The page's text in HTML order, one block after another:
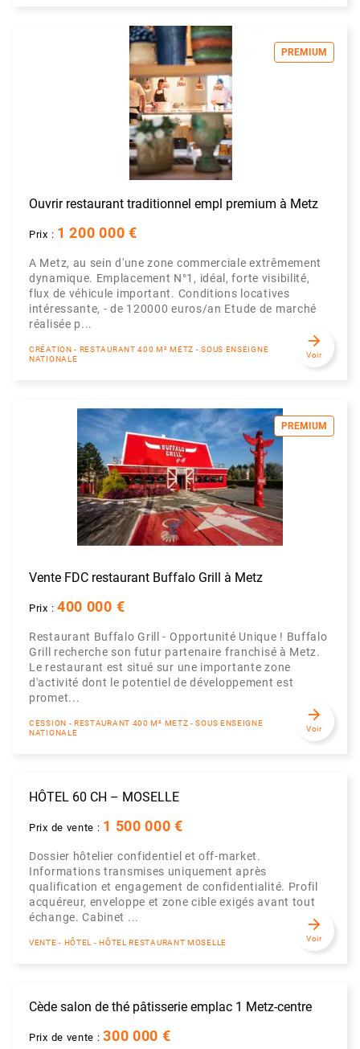
PREMIUM
Ouvrir restaurant traditionnel empl premium à Metz
Prix : 1 200 000 €
A Metz, au sein d'une zone commerciale extrêmement
dynamique. Emplacement N°1, idéal, forte visibilité,
flux de véhicule important. Conditions locatives
intéressante, - de 120000 euros/an Etude de marché
réalisée p...
CRÉATION - RESTAURANT 400 M² METZ - SOUS ENSEIGNE
NATIONALE
arrow_forward
Voir
PREMIUM
Vente FDC restaurant Buffalo Grill à Metz
Prix : 400 000 €
Restaurant Buffalo Grill - Opportunité Unique ! Buffalo
Grill recherche son futur partenaire franchisé à Metz.
Le restaurant est situé sur une importante zone
d'activité dont le potentiel de développement est
promet...
CESSION - RESTAURANT 400 M² METZ - SOUS ENSEIGNE
NATIONALE
arrow_forward
Voir
HÔTEL 60 CH – MOSELLE
Prix de vente : 1 500 000 €
Dossier hôtelier confidentiel et off-market.
Informations transmises uniquement après
qualification et engagement de confidentialité. Profil
acquéreur, enveloppe et zone cible exigés avant tout
échange. Cabinet ...
VENTE - HÔTEL - HÔTEL RESTAURANT MOSELLE
arrow_forward
Voir
Cède salon de thé pâtisserie emplac 1 Metz-centre
Prix de vente :300 000 €